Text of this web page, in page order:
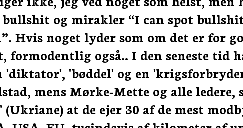
bullshit og mirakler “I can spot
Hvis noget lyder som om det er for
formodentlig også.. I den seneste tid
'bøddel' og en
mens Mørke-Mette og alle ledere,
at de ejer 30 af de mest